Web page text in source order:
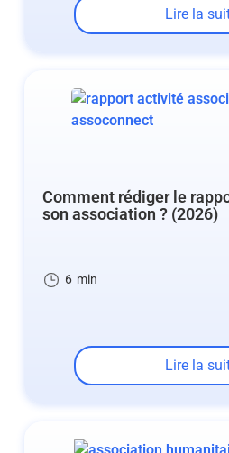
Lire la
Comment rédiger le
son association ? (2026)
6 min
Lire la